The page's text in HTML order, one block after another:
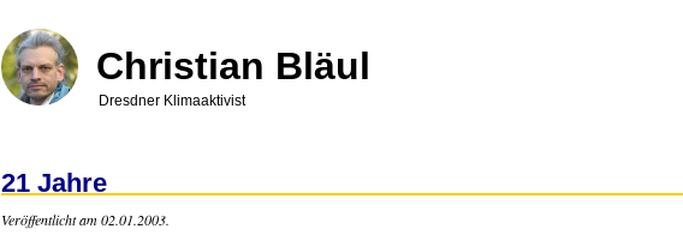
Christian Bläul
Dresdner Klimaaktivist
21 Jahre
Veröffentlicht am 02.01.2003.